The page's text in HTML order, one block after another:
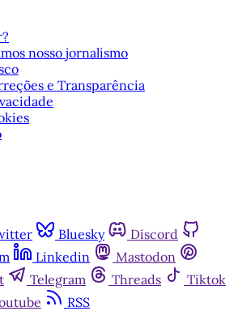
nosso jornalismo
e Transparência
Bluesky
Discord
Linkedin
Mastodon
Telegram Threads
Tiktok
RSS